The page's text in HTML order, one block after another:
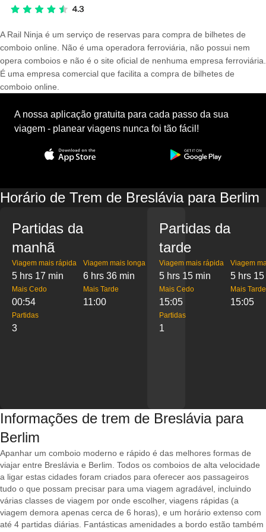
A Rail Ninja é um serviço de reservas para compra de bilhetes de
comboio online. Não é uma operadora ferroviária, não possui nem
opera comboios e não é o site oficial de nenhuma empresa ferroviária.
É uma empresa comercial que facilita a compra de bilhetes de
comboio online.
A nossa aplicação gratuita para cada passo da sua
viagem - planear viagens nunca foi tão fácil!
Horário de Trem de Breslávia para Berlim
Partidas da
manhã
Viagem mais rápida
5 hrs 17 min
Viagem mais longa
6 hrs 36 min
Mais Cedo
00:54
Mais Tarde
11:00
Partidas
3
Partidas da
tarde
Viagem mais rápida
5 hrs 15 min
Viagem
5 hrs
Mais Cedo
15:05
Mais Tarde
15:05
Partidas
1
Informações de trem de Breslávia para
Berlim
Apanhar um comboio moderno e rápido é das melhores formas de
viajar entre Breslávia e Berlim. Todos os comboios de alta velocidade
a ligar estas cidades foram criados para oferecer aos passageiros
tudo o que possam precisar para uma viagem agradável, incluindo
várias classes de viagem por onde escolher, viagens rápidas (a
viagem demora apenas cerca de 6 horas), e um horário extenso com
até 4 partidas diárias. Fantásticas amenidades a bordo estão também